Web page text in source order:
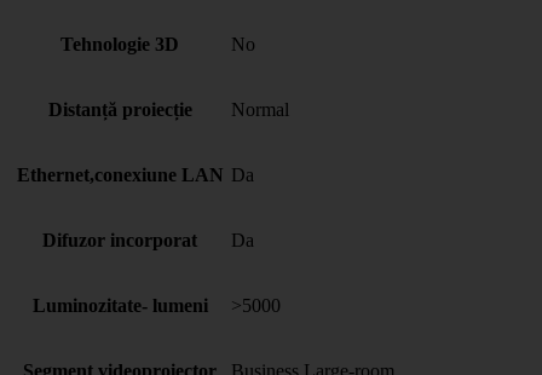
Tehnologie 3D No
Distanță proiecție Normal
Ethernet,conexiune LAN Da
Difuzor incorporat Da
Luminozitate- lumeni >5000
Segment videoproiector Business Large-room